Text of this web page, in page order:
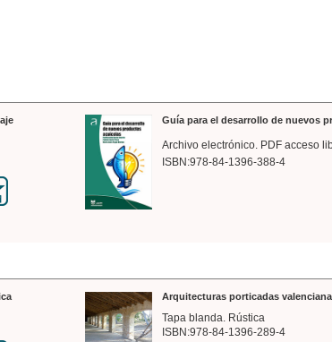
Guía para el desarrollo de nuevos
Archivo electrónico. PDF acceso
ISBN:978-84-1396-388-4
Arquitecturas porticadas
Tapa blanda. Rústica
ISBN:978-84-1396-289-4